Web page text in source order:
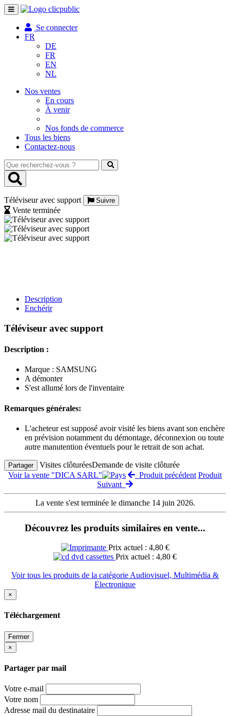
Toggle
navigation
Se connecter
FR
DE
FR
EN
NL
Nos ventes
En cours
À venir
Nos fonds de commerce
Tous les biens
Contactez-nous
Que
recherchez-
vous
Téléviseur avec support
Suivre
Vente terminée
Description
Enchérir
Téléviseur avec support
Description :
Marque : SAMSUNG
A démonter
S'est allumé lors de l'inventaire
Remarques générales:
L'acheteur est supposé avoir visité les biens avant son enchère
en prévision notamment du démontage, déconnexion ou toute
autre manutention éventuels pour le retrait de son achat.
Partager Visites clôturéesDemande de visite clôturée
Voir la vente "DICA SARL"
Produit précédent Produit
Suivant
La vente s'est terminée le dimanche 14 juin 2026.
Découvrez les produits similaires en vente...
Prix actuel : 4,80 €
Prix actuel : 4,80 €
Voir tous les produits de la catégorie Audiovisuel, Multimédia &
Electronique
×
Téléchargement
Fermer
×
Partager par mail
Votre e-mail
Votre nom
Adresse mail du destinataire